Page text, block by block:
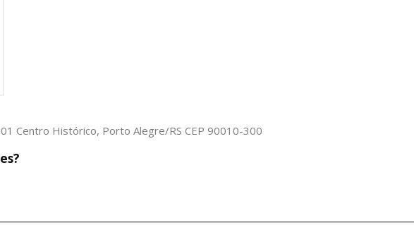
Centro Histórico, Porto Alegre/RS CEP 90010-300